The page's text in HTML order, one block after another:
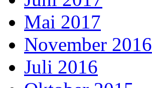
Mai 2017
November 2016
Juli 2016